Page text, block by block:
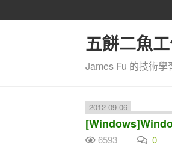
五餅二魚
James Fu 的技術學
2012-09-06
6593 0